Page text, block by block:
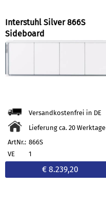
Interstuhl Silver 866S
Sideboard
Versandkostenfrei in DE
Lieferung ca. 20 Werktage
ArtNr.: 866S
VE
1
€ 8.239,20